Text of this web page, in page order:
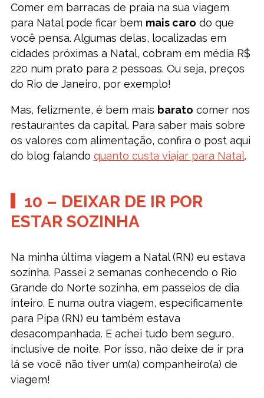
Comer em barracas de praia na sua viagem
para Natal pode ficar bem mais caro do que
você pensa. Algumas delas, localizadas em
cidades próximas a Natal, cobram em média R$
220 num prato para 2 pessoas. Ou seja, preços
do Rio de Janeiro, por exemplo!
Mas, felizmente, é bem mais barato comer nos
restaurantes da capital. Para saber mais sobre
os valores com alimentação, confira o post aqui
do blog falando quanto custa viajar para Natal.
10 – DEIXAR DE IR POR
ESTAR SOZINHA
Na minha última viagem a Natal (RN) eu estava
sozinha. Passei 2 semanas conhecendo o Rio
Grande do Norte sozinha, em passeios de dia
inteiro. E numa outra viagem, especificamente
para Pipa (RN) eu também estava
desacompanhada. E achei tudo bem seguro,
inclusive de noite. Por isso, não deixe de ir pra
lá se você não tiver um(a) companheiro(a) de
viagem!